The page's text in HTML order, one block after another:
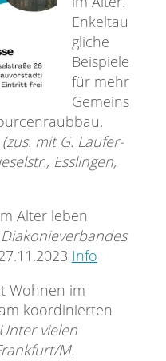
Enkeltau
gliche
Beispiele
für mehr
Gemeins
mit G. Laufer-
Esslingen,
Alter leben
Info
Wohnen im
koordinierten
vielen
M.